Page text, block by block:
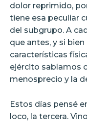
dolor reprimido,
tiene esa peculiar
del subgrupo. A
que antes, y si
características
ejército sabíamos
menosprecio y la
Estos días pensé
loco, la tercera.